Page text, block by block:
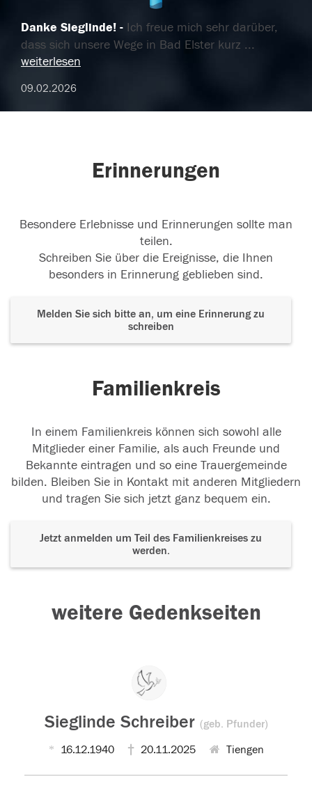
Danke Sieglinde!
Ich freue mich sehr darüber,
dass sich unsere Wege in Bad Elster kurz ...
weiterlesen
09.02.2026
Erinnerungen
Besondere Erlebnisse und Erinnerungen sollte man
teilen.
Schreiben Sie über die Ereignisse, die Ihnen
besonders in Erinnerung geblieben sind.
Melden Sie sich bitte an, um eine Erinnerung zu
schreiben
Familienkreis
In einem Familienkreis können sich sowohl alle
Mitglieder einer Familie, als auch Freunde und
Bekannte eintragen und so eine Trauergemeinde
bilden. Bleiben Sie in Kontakt mit anderen Mitgliedern
und tragen Sie sich jetzt ganz bequem ein.
Jetzt anmelden um Teil des Familienkreises zu
werden.
weitere Gedenkseiten
Sieglinde Schreiber (geb. Pfunder)
16.12.1940 20.11.2025 Tiengen